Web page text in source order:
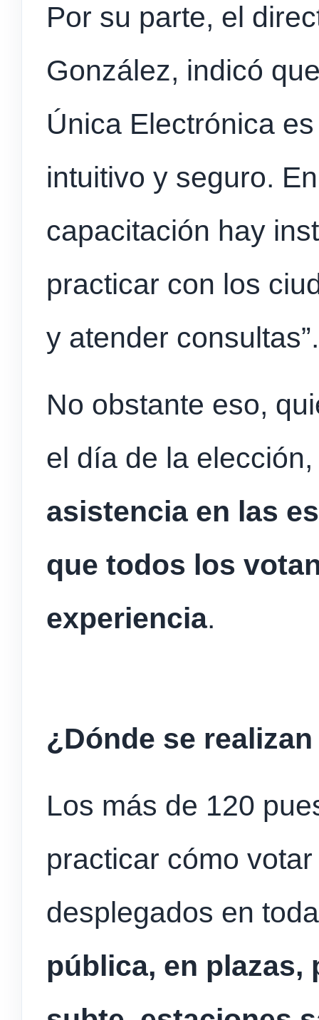
Por su parte, el
González, indicó
Única Electrónica
intuitivo y seguro.
capacitación hay
practicar con los
y atender consultas”.
No obstante eso,
el día de la
asistencia en las
que todos los
experiencia.
¿Dónde se
Los más de 120
practicar cómo
desplegados en
pública, en plazas,